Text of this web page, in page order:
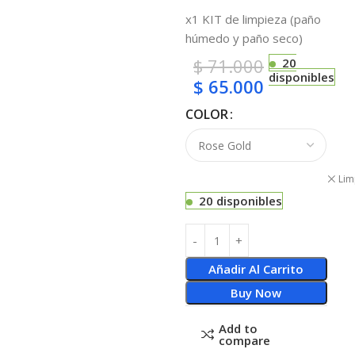
x1 KIT de limpieza (paño
húmedo y paño seco)
$71.000
$ 65.000
20
disponibles
COLOR
20 disponibles
Añadir Al Carrito
Buy Now
Add to
compare